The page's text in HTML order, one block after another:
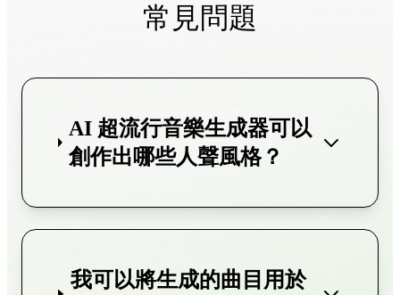
常見問題
AI 超流行音樂生成器可以
創作出哪些人聲風格？
我可以將生成的曲目用於